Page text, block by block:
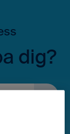
dig?
är tomt.